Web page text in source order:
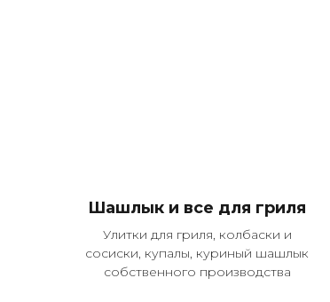
Шашлык и все для гриля
Улитки для гриля, колбаски и
сосиски, купалы, куриный шашлык
собственного производства